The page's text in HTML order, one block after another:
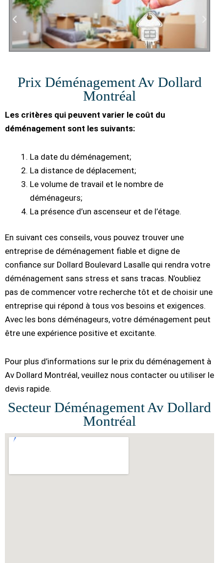
Prix Déménagement Av Dollard
Montréal
Les critères qui peuvent varier le coût du
déménagement sont les suivants:
La date du déménagement;
La distance de déplacement;
Le volume de travail et le nombre de
déménageurs;
La présence d’un ascenseur et de l’étage.
En suivant ces conseils, vous pouvez trouver une
entreprise de déménagement fiable et digne de
confiance sur Dollard Boulevard Lasalle qui rendra votre
déménagement sans stress et sans tracas. N’oubliez
pas de commencer votre recherche tôt et de choisir une
entreprise qui répond à tous vos besoins et exigences.
Avec les bons déménageurs, votre déménagement peut
être une expérience positive et excitante.
Pour plus d’informations sur le prix du déménagement à
Av Dollard Montréal, veuillez nous contacter ou utiliser le
devis rapide.
Secteur Déménagement Av Dollard
Montréal